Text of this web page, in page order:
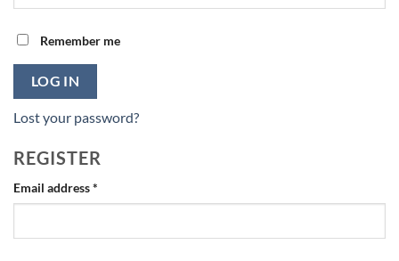
Remember me
LOG IN
Lost your password?
REGISTER
Email address*